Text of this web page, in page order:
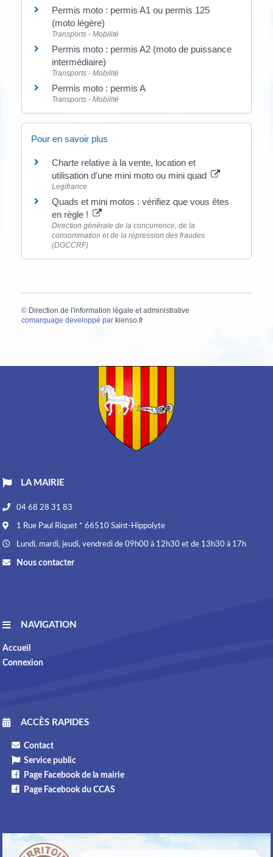
Permis moto : permis A1 ou permis 125
(moto légère)
Transports - Mobilité
Permis moto : permis A2 (moto de puissance
intermédiaire)
Transports - Mobilité
Permis moto : permis A
Transports - Mobilité
Pour en savoir plus
Charte relative à la vente, location et
utilisation d'une mini moto ou mini quad
Legifrance
Quads et mini motos : vérifiez que vous êtes
en règle !
Direction générale de la concurrence, de la
consommation et de la répression des fraudes
(DGCCRF)
© Direction de l'information légale et administrative
comarquage developpé par kienso.fr
LA MAIRIE
04 68 28 31 83
1 Rue Paul Riquet * 66510 Saint-Hippolyte
Lundi, mardi, jeudi, vendredi de 09h00 à 12h30 et de 13h30 à 17h
Nous contacter
NAVIGATION
Accueil
Connexion
ACCÈS RAPIDES
Contact
Service public
Page Facebook de la mairie
Page Facebook du CCAS